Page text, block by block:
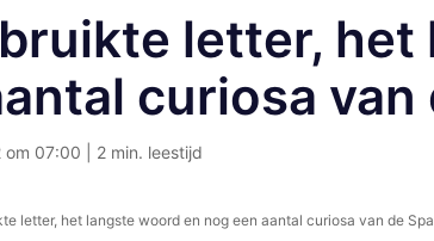
letter,
curiosa van
om 07:00 | 2 min. leestijd
letter, het langste woord en nog een aantal curiosa van de